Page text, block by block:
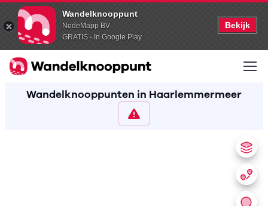
Wandelknooppunt
NodeMapp BV
GRATIS - In Google Play
Bekijk
Wandelknooppunten in Haarlemmermeer